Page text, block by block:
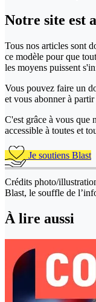
Notre site est
Tous nos articles sont
ce modèle pour que
les moyens puissent
Vous pouvez faire un
et vous abonner à partir
C'est grâce à vous que
accessible à toutes et
Je soutiens Blast
Crédits photo/
Blast, le souffle de
À lire aussi